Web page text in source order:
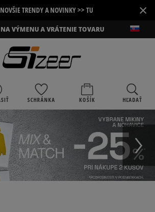
TRENDY A NOVINKY >> TU ×
VÝMENU A VRÁTENIE TOVARU
SCHRÁNKA KOŠÍK HĽADAŤ